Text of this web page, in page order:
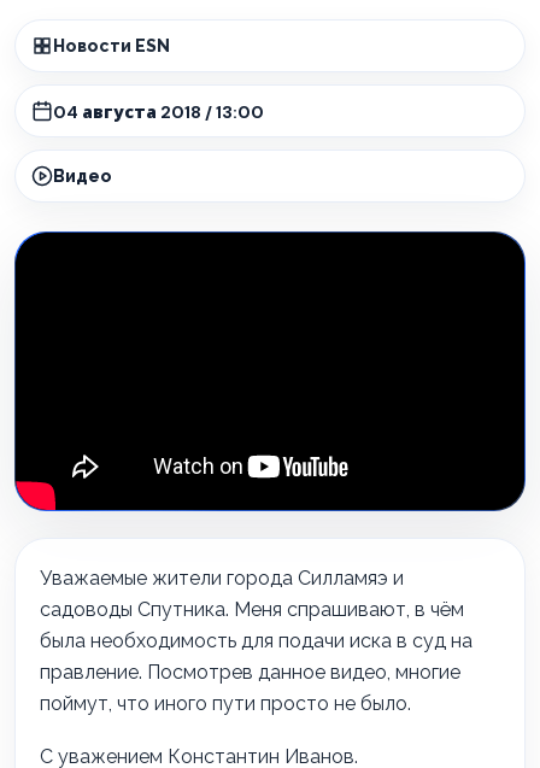
Новости ESN
04 августа 2018 / 13:00
Видео
Уважаемые жители города Силламяэ и
садоводы Спутника. Меня спрашивают, в чём
была необходимость для подачи иска в суд на
правление. Посмотрев данное видео, многие
поймут, что иного пути просто не было.
С уважением Константин Иванов.